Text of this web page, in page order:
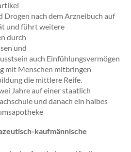
Drogen nach dem Arzneibuch auf
und führt weitere
durch
und
auch Einfühlungsvermögen
mit Menschen mitbringen
die mittlere Reife.
Jahre auf einer staatlich
und danach ein halbes
kaufmännische